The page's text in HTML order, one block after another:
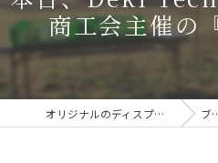
商工会主催の
オリジナルのディスプレイなら有限会社赤塚製作所 ブログ